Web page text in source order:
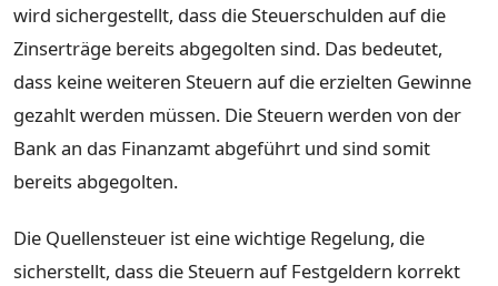
wird sichergestellt, dass die Steuerschulden auf die
Zinserträge bereits abgegolten sind. Das bedeutet,
dass keine weiteren Steuern auf die erzielten Gewinne
gezahlt werden müssen. Die Steuern werden von der
Bank an das Finanzamt abgeführt und sind somit
bereits abgegolten.
Die Quellensteuer ist eine wichtige Regelung, die
sicherstellt, dass die Steuern auf Festgeldern korrekt